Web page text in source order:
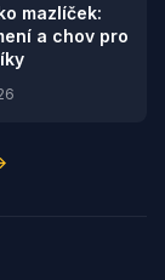
mazlíček:
a chov pro